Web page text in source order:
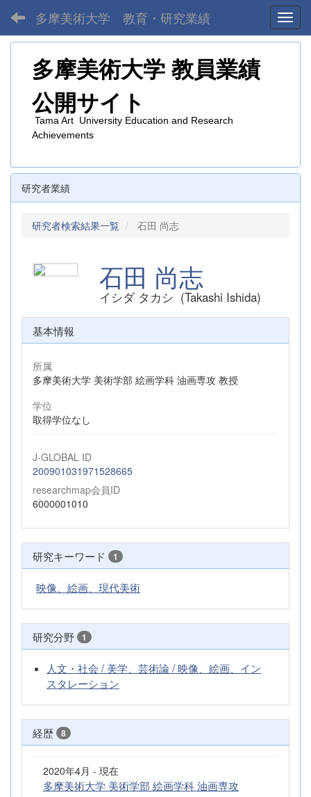
多摩美術大学 教育・研究業績
多摩美術大学 教員業績
公開サイト
Tama Art University Education and Research
Achievements
研究者業績
研究者検索結果一覧 石田 尚志
石田 尚志
イシダ タカシ (Takashi Ishida)
基本情報
所属
多摩美術大学 美術学部 絵画学科 油画専攻 教授
学位
取得学位なし
J-GLOBAL ID
200901031971528665
researchmap会員ID
6000001010
研究キーワード 1
映像、絵画、現代美術
研究分野 1
人文・社会 / 美学、芸術論 / 映像、絵画、イン
スタレーション
経歴 8
2020年4月 - 現在
多摩美術大学 美術学部 絵画学科 油画専攻